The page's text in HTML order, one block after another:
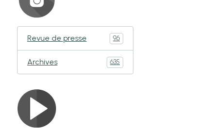
Revue de presse 96
Archives 635